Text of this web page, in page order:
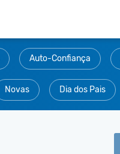
Auto-Confiança
Novas Dia dos Pais